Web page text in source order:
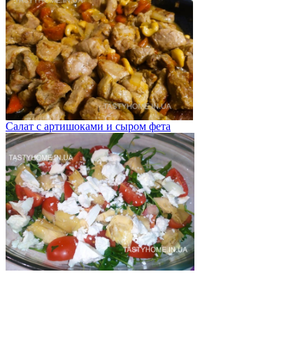
Салат с артишоками и сыром фета